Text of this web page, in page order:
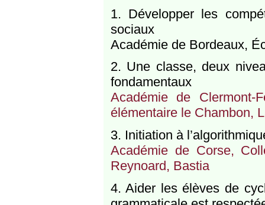
1. Développer les
sociaux
Académie de Bordeaux,
2. Une classe, deux
fondamentaux
Académie de
élémentaire le Chambon,
3. Initiation à
Académie de Corse,
Reynoard, Bastia
4. Aider les élèves de